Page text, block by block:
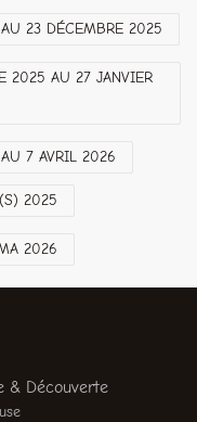
23 DÉCEMBRE 2025
2025 AU 27 JANVIER
7 AVRIL 2026
2025
2026
& Découverte